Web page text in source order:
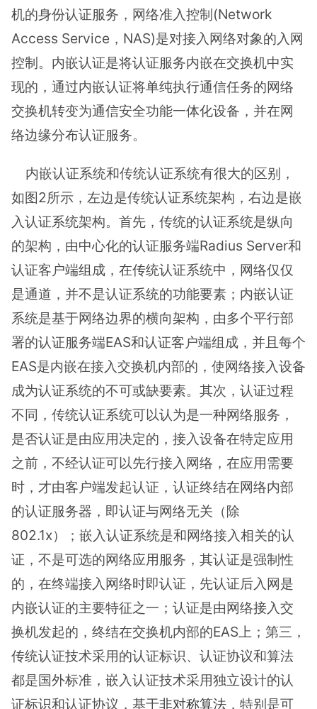
机的身份认证服务，网络准入控制(Network
Access Service，NAS)是对接入网络对象的入网
控制。内嵌认证是将认证服务内嵌在交换机中实
现的，通过内嵌认证将单纯执行通信任务的网络
交换机转变为通信安全功能一体化设备，并在网
络边缘分布认证服务。
内嵌认证系统和传统认证系统有很大的区别，
如图2所示，左边是传统认证系统架构，右边是嵌
入认证系统架构。首先，传统的认证系统是纵向
的架构，由中心化的认证服务端Radius Server和
认证客户端组成，在传统认证系统中，网络仅仅
是通道，并不是认证系统的功能要素；内嵌认证
系统是基于网络边界的横向架构，由多个平行部
署的认证服务端EAS和认证客户端组成，并且每个
EAS是内嵌在接入交换机内部的，使网络接入设备
成为认证系统的不可或缺要素。其次，认证过程
不同，传统认证系统可以认为是一种网络服务，
是否认证是由应用决定的，接入设备在特定应用
之前，不经认证可以先行接入网络，在应用需要
时，才由客户端发起认证，认证终结在网络内部
的认证服务器，即认证与网络无关（除
802.1x）；嵌入认证系统是和网络接入相关的认
证，不是可选的网络应用服务，其认证是强制性
的，在终端接入网络时即认证，先认证后入网是
内嵌认证的主要特征之一；认证是由网络接入交
换机发起的，终结在交换机内部的EAS上；第三，
传统认证技术采用的认证标识、认证协议和算法
都是国外标准，嵌入认证技术采用独立设计的认
证标识和认证协议，基于非对称算法 ，特别是可